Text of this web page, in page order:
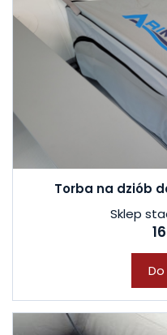
Torba na dziób
Sklep